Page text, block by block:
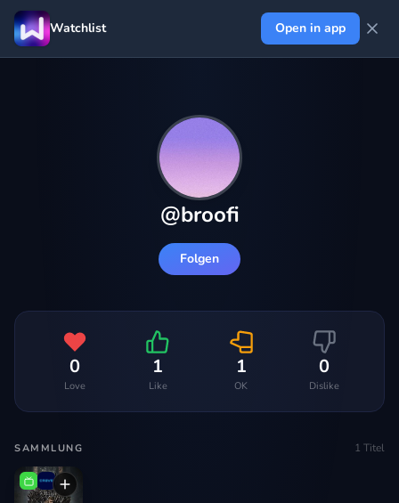
Watchlist Open in app
@broofi
Folgen
0
Love
1
Like
1
OK
0
Dislike
SAMMLUNG 1 Titel